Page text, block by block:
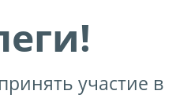
участие в